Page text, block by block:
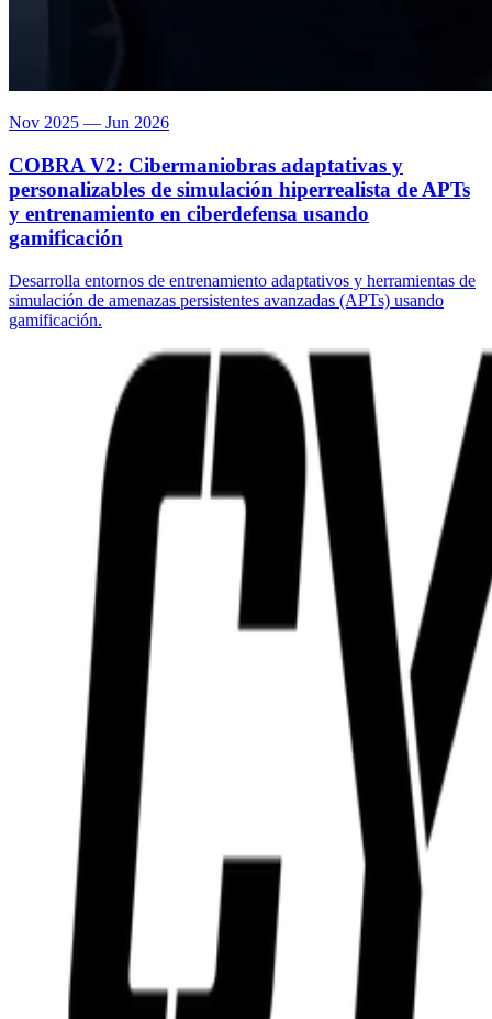
Nov 2025 — Jun 2026
COBRA V2: Cibermaniobras adaptativas y
personalizables de simulación hiperrealista de APTs
y entrenamiento en ciberdefensa usando
gamificación
Desarrolla entornos de entrenamiento adaptativos y herramientas de
simulación de amenazas persistentes avanzadas (APTs) usando
gamificación.